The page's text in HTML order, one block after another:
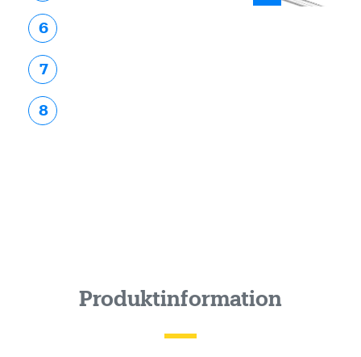
6
7
8
Produktinformation